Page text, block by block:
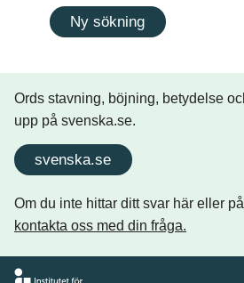
Ords stavning, böjning, betydelse
upp på svenska.se.
svenska.se
Om du inte hittar ditt svar här eller
kontakta oss med din fråga.